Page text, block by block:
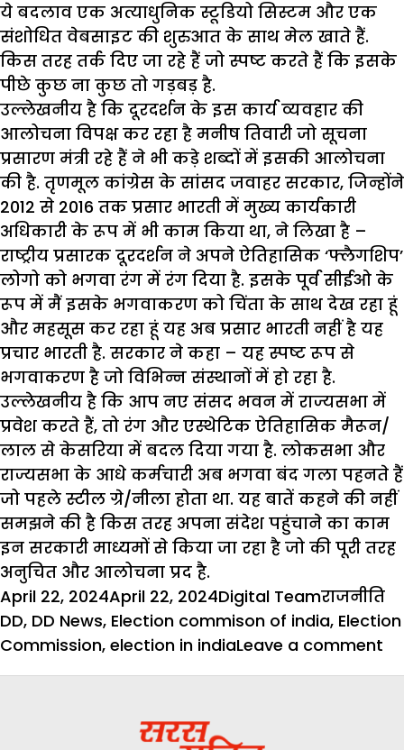
ये बदलाव एक अत्याधुनिक स्टूडियो सिस्टम और एक
संशोधित वेबसाइट की शुरुआत के साथ मेल खाते हैं.
किस तरह तर्क दिए जा रहे हैं जो स्पष्ट करते हैं कि इसके
पीछे कुछ ना कुछ तो गड़बड़ है.
उल्लेखनीय है कि दूरदर्शन के इस कार्य व्यवहार की
आलोचना विपक्ष कर रहा है मनीष तिवारी जो सूचना
प्रसारण मंत्री रहे हैं ने भी कड़े शब्दों में इसकी आलोचना
की है. तृणमूल कांग्रेस के सांसद जवाहर सरकार, जिन्होंने
2012 से 2016 तक प्रसार भारती में मुख्य कार्यकारी
अधिकारी के रूप में भी काम किया था, ने लिखा है –
राष्ट्रीय प्रसारक दूरदर्शन ने अपने ऐतिहासिक ‘फ्लैगशिप’
लोगो को भगवा रंग में रंग दिया है. इसके पूर्व सीईओ के
रूप में मैं इसके भगवाकरण को चिंता के साथ देख रहा हूं
और महसूस कर रहा हूं यह अब प्रसार भारती नहीं है यह
प्रचार भारती है. सरकार ने कहा – यह स्पष्ट रूप से
भगवाकरण है जो विभिन्न संस्थानों में हो रहा है.
उल्लेखनीय है कि आप नए संसद भवन में राज्यसभा में
प्रवेश करते हैं, तो रंग और एस्थेटिक ऐतिहासिक मैरून/
लाल से केसरिया में बदल दिया गया है. लोकसभा और
राज्यसभा के आधे कर्मचारी अब भगवा बंद गला पहनते हैं
जो पहले स्टील ग्रे/नीला होता था. यह बातें कहने की नहीं
समझने की है किस तरह अपना संदेश पहुंचाने का काम
इन सरकारी माध्यमों से किया जा रहा है जो की पूरी तरह
अनुचित और आलोचना प्रद है.
Posted
on
April 22, 2024April 22, 2024Author
Digital Teamराजनीति
DD, DD News, Election commison of india, Election
Commission, election in indiaLeave a comment